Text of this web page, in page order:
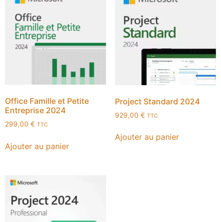
Office Famille et Petite
Entreprise 2024
299,00 € TTC
Ajouter au panier
Project Standard 2024
929,00 € TTC
Ajouter au panier